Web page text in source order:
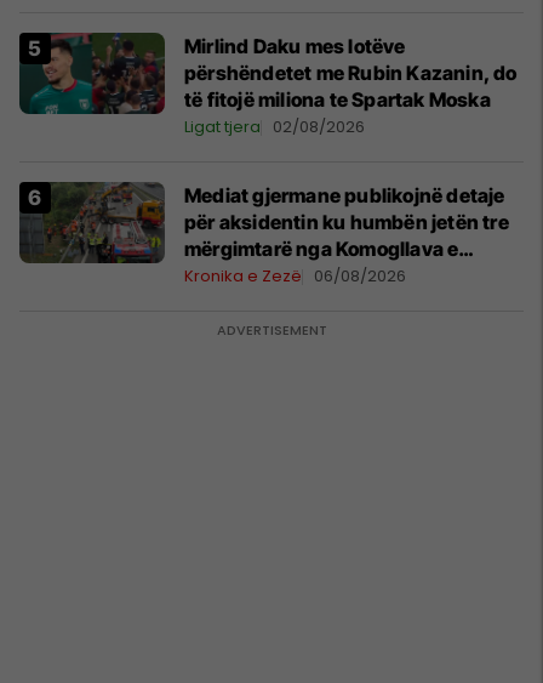
Mirlind Daku mes lotëve
përshëndetet me Rubin Kazanin, do
të fitojë miliona te Spartak Moska
Ligat tjera 02/08/2026
Mediat gjermane publikojnë detaje
për aksidentin ku humbën jetën tre
mërgimtarë nga Komogllava e
Ferizajt
Kronika e Zezë 06/08/2026